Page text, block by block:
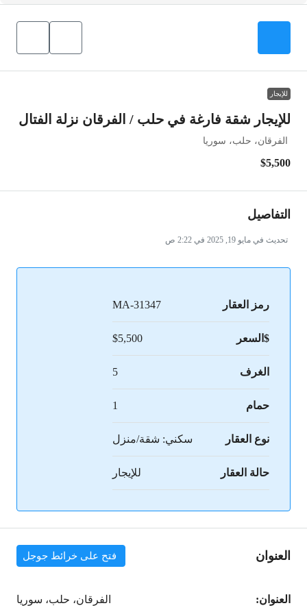
للإيجار
للإيجار شقة فارغة في حلب / الفرقان نزلة الفتال
الفرقان، حلب، سوريا
$5,500
التفاصيل
تحديث في مايو 19, 2025 في 2:22 ص
رمز العقار MA-31347
$السعر $5,500
الغرف 5
حمام 1
نوع العقار سكني: شقة/منزل
حالة العقار للإيجار
العنوان فتح على خرائط جوجل
العنوان: الفرقان، حلب، سوريا